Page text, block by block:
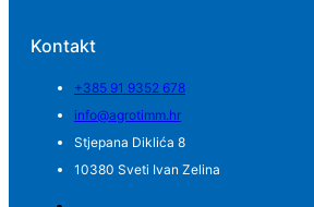
Kontakt
+385 91 9352 678
info@agrotimm.hr
Stjepana Diklića 8
10380 Sveti Ivan Zelina